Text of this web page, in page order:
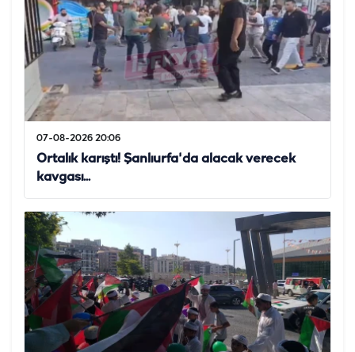
07-08-2026 20:06
Ortalık karıştı! Şanlıurfa'da alacak verecek
kavgası...